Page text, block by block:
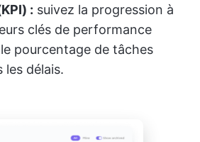
: suivez la progression à
clés de performance
pourcentage de tâches
les délais.